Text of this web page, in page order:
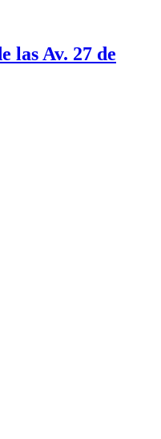
las Av. 27 de